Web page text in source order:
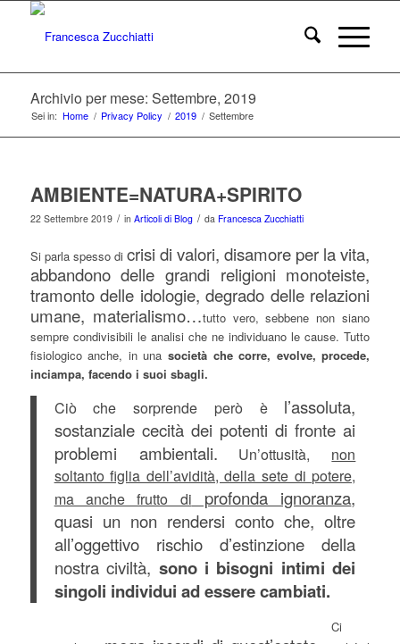
Archivio per mese: Settembre, 2019
Sei in: Home / Privacy Policy / 2019 / Settembre
AMBIENTE=NATURA+SPIRITO
22 Settembre 2019 / in Articoli di Blog / da Francesca Zucchiatti
Si parla spesso di crisi di valori, disamore per la vita,
abbandono delle grandi religioni monoteiste,
tramonto delle idologie, degrado delle relazioni
umane, materialismo…tutto vero, sebbene non siano
sempre condivisibili le analisi che ne individuano le cause. Tutto
fisiologico anche, in una società che corre, evolve, procede,
inciampa, facendo i suoi sbagli.
Ciò che sorprende però è l’assoluta,
sostanziale cecità dei potenti di fronte ai
problemi ambientali. Un’ottusità, non
soltanto figlia dell’avidità, della sete di potere,
ma anche frutto di profonda ignoranza,
quasi un non rendersi conto che, oltre
all’oggettivo rischio d’estinzione della
nostra civiltà, sono i bisogni intimi dei
singoli individui ad essere cambiati.
Ci